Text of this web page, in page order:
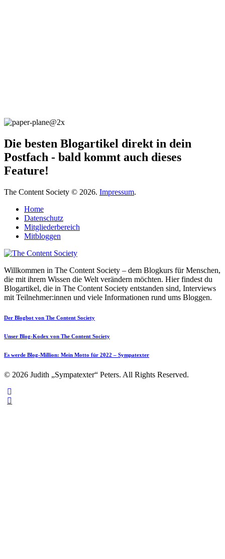
Die besten Blogartikel direkt in dein
Postfach - bald kommt auch dieses
Feature!
The Content Society © 2026. Impressum.
Home
Datenschutz
Mitgliederbereich
Mitbloggen
Willkommen in The Content Society – dem Blogkurs für Menschen,
die mit ihrem Wissen die Welt verändern möchten. Hier findest du
Blogartikel, die in The Content Society entstanden sind, Interviews
mit Teilnehmer:innen und viele Informationen rund ums Bloggen.
Der Blogbot von The Content Society
Unser Blog-Kodex von The Content Society
Es werde Blog-Million: Mein Motto für 2022 – Sympatexter
© 2026 Judith „Sympatexter“ Peters. All Rights Reserved.